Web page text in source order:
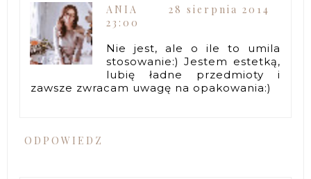
ANIA
28 sierpnia 2014
23:00
Nie jest, ale o ile to umila
stosowanie:) Jestem estetką,
lubię ładne przedmioty i
zawsze zwracam uwagę na opakowania:)
ODPOWIEDZ